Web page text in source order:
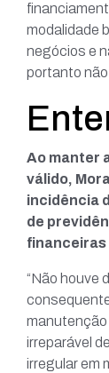
modalidade
negócios e
portanto
Ao manter
válido,
incidência
de
financeiras
“Não houve
manutenção
irreparável
irregular em